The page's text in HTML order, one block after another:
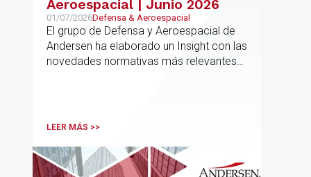
Aeroespacial | Junio 2026
01/07/2026Defensa & Aeroespacial
El grupo de Defensa y Aeroespacial de
Andersen ha elaborado un Insight con las
novedades normativas más relevantes
LEER MÁS >>